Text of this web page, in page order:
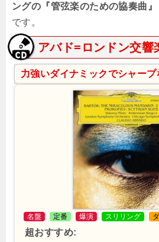
ングの『管弦楽のための協奏曲
です。
アバド=ロンドン交響
力強いダイナミックでシャープ
名盤 定番 爆演 スリリング
超おすすめ: